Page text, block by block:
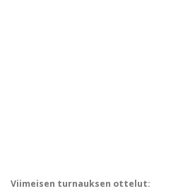
Viimeisen turnauksen ottelut: